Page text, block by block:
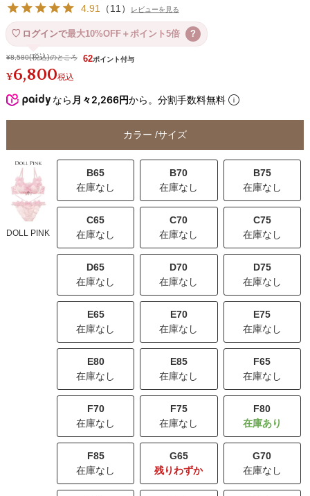
4.91
（11 ） レビューを見る
ログインで最大10%OFF＋ポイント5倍 ?
¥8,580 のところ
¥6,800税込
62
なら 月々2,266円から。分割手数料無料
カラー サイズ
DOLL PINK
B65
在庫なし
B70
在庫なし
B75
在庫なし
C65
在庫なし
C70
在庫なし
C75
在庫なし
D65
在庫なし
D70
在庫なし
D75
在庫なし
E65
在庫なし
E70
在庫なし
E75
在庫なし
E80
在庫なし
E85
在庫なし
F65
在庫なし
F70
在庫なし
F75
在庫なし
F80
F85
在庫なし
G65
残りわずか
G70
在庫なし